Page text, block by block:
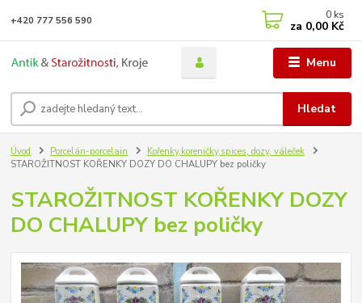
Menu
Hledat
+420 777 556 590 0 ks
za 0,00 Kč
Úvod Porcelán-porcelain
Kořenky,koreničky,spices, dozy, váleček
STAROŽITNOST KOŘENKY DOZY DO CHALUPY bez poličky
STAROŽITNOST KOŘENKY DOZY
DO CHALUPY bez poličky